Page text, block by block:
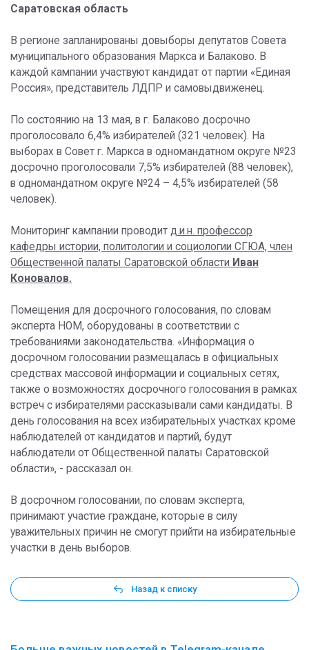
Саратовская область
В регионе запланированы довыборы депутатов Совета
муниципального образования Маркса и Балаково. В
каждой кампании участвуют кандидат от партии «Единая
Россия», представитель ЛДПР и самовыдвиженец.
По состоянию на 13 мая, в г. Балаково досрочно
проголосовало 6,4% избирателей (321 человек). На
выборах в Совет г. Маркса в одномандатном округе №23
досрочно проголосовали 7,5% избирателей (88 человек),
в одномандатном округе №24 – 4,5% избирателей (58
человек).
Мониторинг кампании проводит д.и.н. профессор
кафедры истории, политологии и социологии СГЮА, член
Общественной палаты Саратовской области Иван
Коновалов.
Помещения для досрочного голосования, по словам
эксперта НОМ, оборудованы в соответствии с
требованиями законодательства. «Информация о
досрочном голосовании размещалась в официальных
средствах массовой информации и социальных сетях,
также о возможностях досрочного голосования в рамках
встреч с избирателями рассказывали сами кандидаты. В
день голосования на всех избирательных участках кроме
наблюдателей от кандидатов и партий, будут
наблюдатели от Общественной палаты Саратовской
области», - рассказал он.
В досрочном голосовании, по словам эксперта,
принимают участие граждане, которые в силу
уважительных причин не смогут прийти на избирательные
участки в день выборов.
Назад к списку